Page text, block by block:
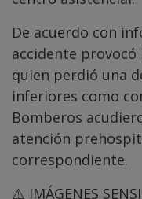
De acuerdo con
accidente provocó
quien perdió una
inferiores como
Bomberos
atención
correspondiente.
⚠️ IMÁGENES